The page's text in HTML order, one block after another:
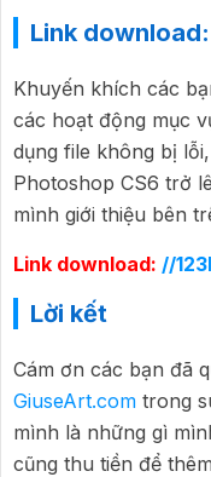
Link download:
Khuyến khích các
các hoạt động mục
dụng file không bị
Photoshop CS6 trở
mình giới thiệu bên
Link download: //
Lời kết
Cám ơn các bạn đã
GiuseArt.com trong
mình là những gì
cũng thu tiền để